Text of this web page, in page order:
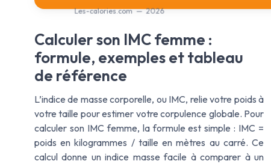
Les-calories.com — 2026
Calculer son IMC femme :
formule, exemples et tableau
de référence
L’indice de masse corporelle, ou IMC, relie votre poids à
votre taille pour estimer votre corpulence globale. Pour
calculer son IMC femme, la formule est simple : IMC =
poids en kilogrammes / taille en mètres au carré. Ce
calcul donne un indice masse facile à comparer à un